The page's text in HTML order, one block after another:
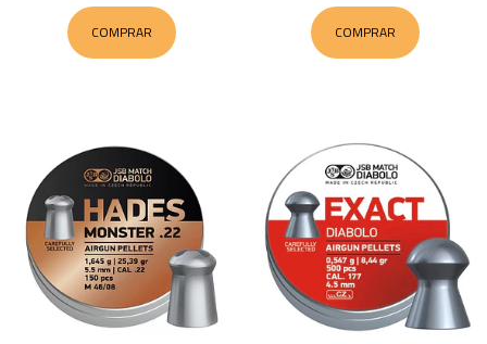
COMPRAR COMPRAR